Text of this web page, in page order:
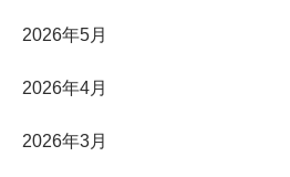
2026年5月
2026年4月
2026年3月